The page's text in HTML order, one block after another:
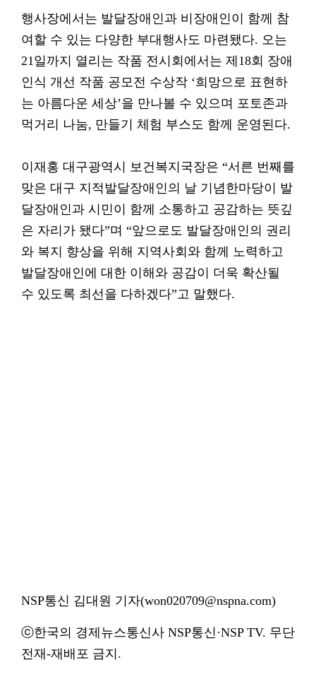
행사장에서는 발달장애인과 비장애인이 함께 참
여할 수 있는 다양한 부대행사도 마련됐다. 오는
21일까지 열리는 작품 전시회에서는 제18회 장애
인식 개선 작품 공모전 수상작 ‘희망으로 표현하
는 아름다운 세상’을 만나볼 수 있으며 포토존과
먹거리 나눔, 만들기 체험 부스도 함께 운영된다.
이재홍 대구광역시 보건복지국장은 “서른 번째를
맞은 대구 지적발달장애인의 날 기념한마당이 발
달장애인과 시민이 함께 소통하고 공감하는 뜻깊
은 자리가 됐다”며 “앞으로도 발달장애인의 권리
와 복지 향상을 위해 지역사회와 함께 노력하고
발달장애인에 대한 이해와 공감이 더욱 확산될
수 있도록 최선을 다하겠다”고 말했다.
NSP통신 김대원 기자(won020709@nspna.com)
ⓒ한국의 경제뉴스통신사 NSP통신·NSP TV. 무단
전재-재배포 금지.